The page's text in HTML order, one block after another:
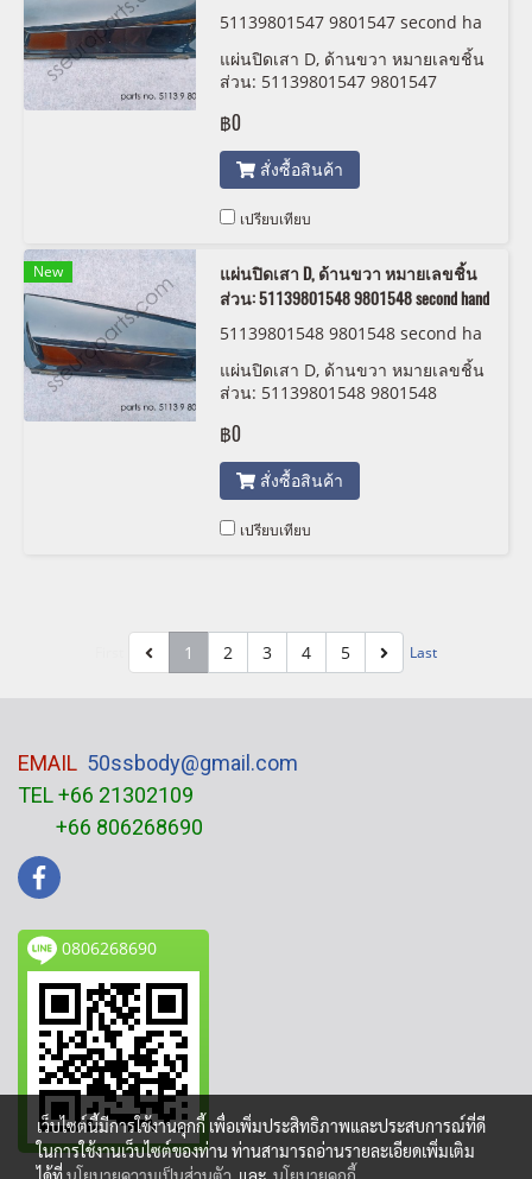
51139801547 9801547 second ha
แผ่นปิดเสา D, ด้านขวา หมายเลขชิ้น
ส่วน: 51139801547 9801547
฿0
สั่งซื้อสินค้า
เปรียบเทียบ
New
แผ่นปิดเสา D, ด้านขวา หมายเลขชิ้น
ส่วน: 51139801548 9801548 second hand
51139801548 9801548 second ha
แผ่นปิดเสา D, ด้านขวา หมายเลขชิ้น
ส่วน: 51139801548 9801548
฿0
สั่งซื้อสินค้า
เปรียบเทียบ
1 2 3 4 5 Last
EMAIL 50ssbody@gmail.com
TEL +66 21302109
+66 806268690
0806268690
เว็บไซต์นี้มีการใช้งานคุกกี้ เพื่อเพิ่มประสิทธิภาพและประสบการณ์ที่ดี
ในการใช้งานเว็บไซต์ของท่าน ท่านสามารถอ่านรายละเอียดเพิ่มเติม